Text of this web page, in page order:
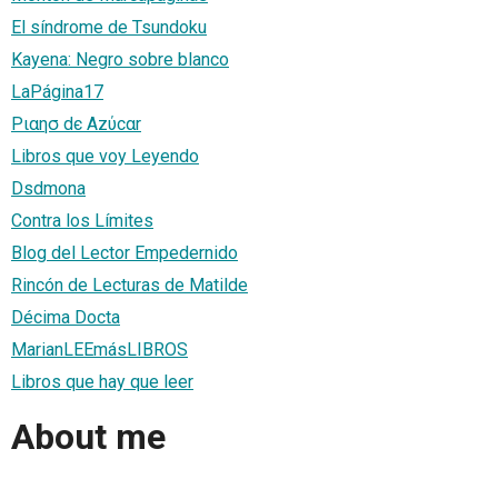
El síndrome de Tsundoku
Kayena: Negro sobre blanco
LaPágina17
Pιαησ dє Azύсαr
Libros que voy Leyendo
Dsdmona
Contra los Límites
Blog del Lector Empedernido
Rincón de Lecturas de Matilde
Décima Docta
MarianLEEmásLIBROS
Libros que hay que leer
About me